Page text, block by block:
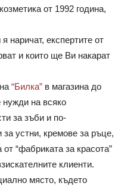
от 1992 година,
наричат, експертите от
и които ще Ви накарат
“Билка” в магазина до
нужди на всяко
за зъби и по-
устни, кремове за ръце,
“фабриката за красота”
клиенти.
място, където